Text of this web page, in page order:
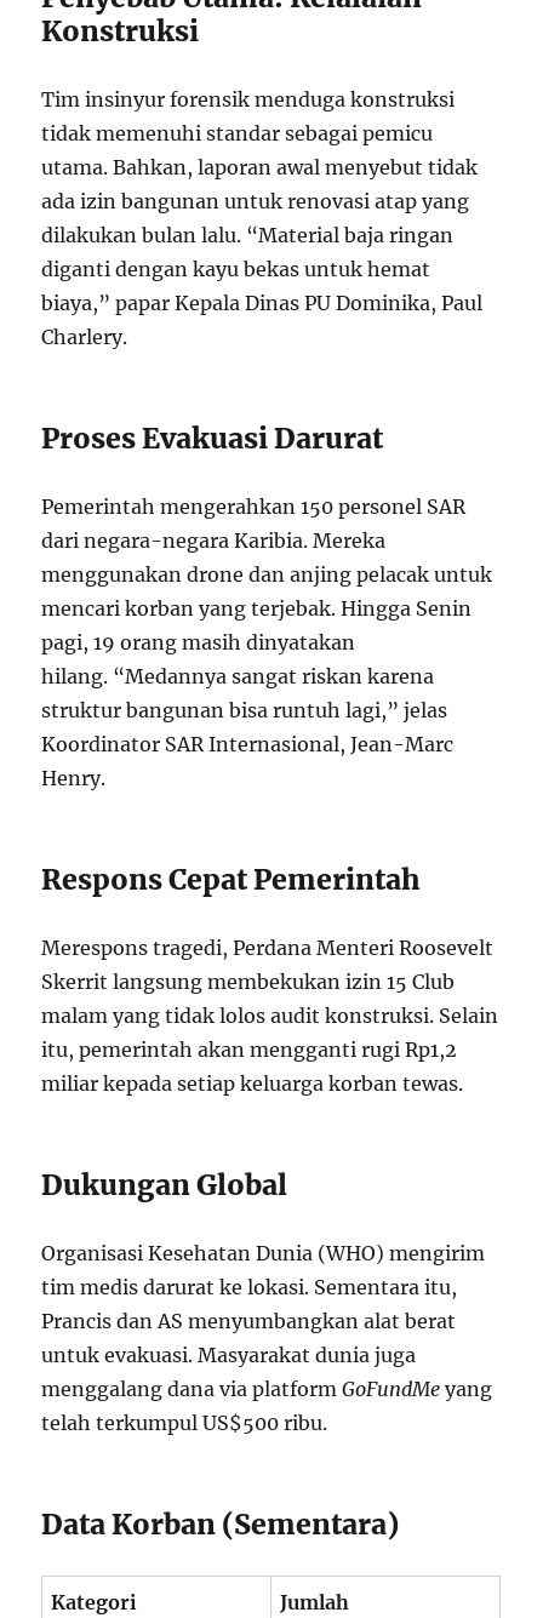
Konstruksi
Tim insinyur forensik menduga konstruksi
tidak memenuhi standar sebagai pemicu
utama. Bahkan, laporan awal menyebut tidak
ada izin bangunan untuk renovasi atap yang
dilakukan bulan lalu. “Material baja ringan
diganti dengan kayu bekas untuk hemat
biaya,” papar Kepala Dinas PU Dominika, Paul
Charlery.
Proses Evakuasi Darurat
Pemerintah mengerahkan 150 personel SAR
dari negara-negara Karibia. Mereka
menggunakan drone dan anjing pelacak untuk
mencari korban yang terjebak. Hingga Senin
pagi, 19 orang masih dinyatakan
hilang. “Medannya sangat riskan karena
struktur bangunan bisa runtuh lagi,” jelas
Koordinator SAR Internasional, Jean-Marc
Henry.
Respons Cepat Pemerintah
Merespons tragedi, Perdana Menteri Roosevelt
Skerrit langsung membekukan izin 15 Club
malam yang tidak lolos audit konstruksi. Selain
itu, pemerintah akan mengganti rugi Rp1,2
miliar kepada setiap keluarga korban tewas.
Dukungan Global
Organisasi Kesehatan Dunia (WHO) mengirim
tim medis darurat ke lokasi. Sementara itu,
Prancis dan AS menyumbangkan alat berat
untuk evakuasi. Masyarakat dunia juga
menggalang dana via platformGoFundMe yang
telah terkumpul US$500 ribu.
Data Korban (Sementara)
Kategori Jumlah